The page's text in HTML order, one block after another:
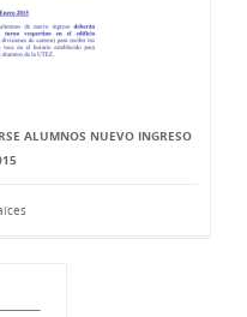
ALUMNOS NUEVO INGRESO